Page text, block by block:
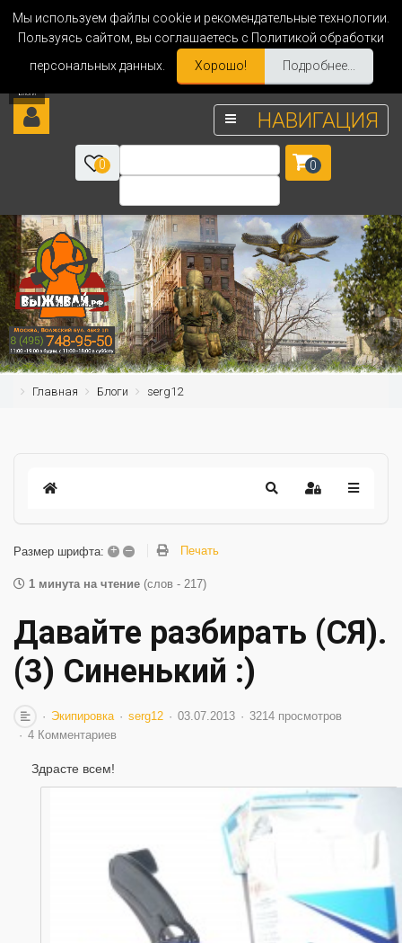
Мы используем файлы cookie и рекомендательные технологии.
Пользуясь сайтом, вы соглашаетесь с Политикой обработки
персональных данных.
Хорошо! Подробнее...
НАВИГАЦИЯ
0 0
Главная Блоги serg12
Размер шрифта: + – Печать
1 минута на чтение (слов - 217)
Давайте разбирать (СЯ).
(3) Синенький :)
Экипировка serg12 03.07.2013
3214 просмотров
4 Комментариев
Здрасте всем!